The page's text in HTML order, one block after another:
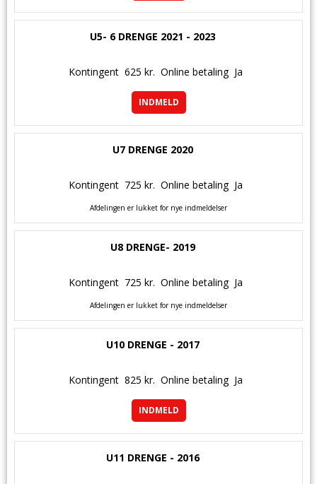
U5- 6 DRENGE 2021 - 2023
Kontingent 625 kr. Online betaling Ja
INDMELD
U7 DRENGE 2020
Kontingent 725 kr. Online betaling Ja
Afdelingen er lukket for nye indmeldelser
U8 DRENGE- 2019
Kontingent 725 kr. Online betaling Ja
Afdelingen er lukket for nye indmeldelser
U10 DRENGE - 2017
Kontingent 825 kr. Online betaling Ja
INDMELD
U11 DRENGE - 2016